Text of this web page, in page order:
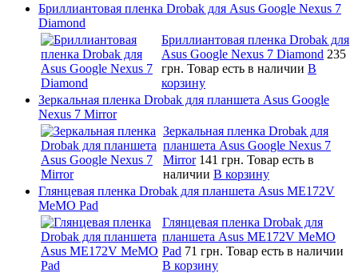
Бриллиантовая пленка Drobak для Asus Google Nexus 7
Diamond
Бриллиантовая пленка Drobak для
Asus Google Nexus 7 Diamond 235
грн. Товар есть в наличии В
корзину
Зеркальная пленка Drobak для планшета Asus Google
Nexus 7 Mirror
Зеркальная пленка Drobak для
планшета Asus Google Nexus 7
Mirror 141 грн. Товар есть в
наличии В корзину
Глянцевая пленка Drobak для планшета Asus ME172V
MeMO Pad
Глянцевая пленка Drobak для
планшета Asus ME172V MeMO
Pad 71 грн. Товар есть в наличии
В корзину